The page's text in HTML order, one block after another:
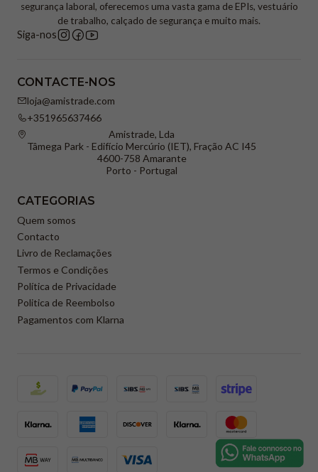
segurança laboral, oferecemos uma vasta gama de EPIs, vestuário
de trabalho, calçado de segurança e muito mais.
Siga-nos
CONTACTE-NOS
loja@amistrade.com
+351965637466
Amistrade, Lda
Tâmega Park - Edifício Mercúrio (IET), Fração AC I45
4600-758 Amarante
Porto - Portugal
CATEGORIAS
Quem somos
Contacto
Livro de Reclamações
Termos e Condições
Política de Privacidade
Politica de Reembolso
Pagamentos com Klarna